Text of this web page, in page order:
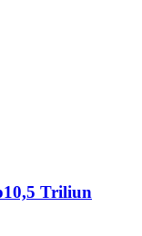
Triliun